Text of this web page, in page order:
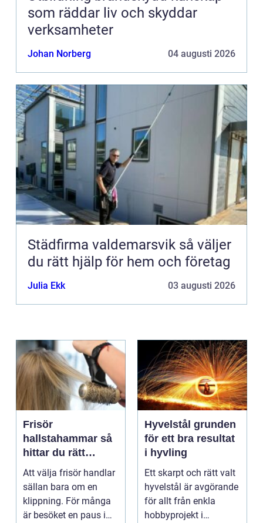
som räddar liv och skyddar
verksamheter
Johan Norberg 04 augusti 2026
Städfirma valdemarsvik så väljer
du rätt hjälp för hem och företag
Julia Ekk 03 augusti 2026
Frisör
hallstahammar så
hittar du rätt
salong för stil,
kvalitet och känsla
Att välja frisör handlar
sällan bara om en
klippning. För många
är besöket en paus i
Hyvelstål grunden
för ett bra resultat
i hyvling
Ett skarpt och rätt valt
hyvelstål är avgörande
för allt från enkla
hobbyprojekt i